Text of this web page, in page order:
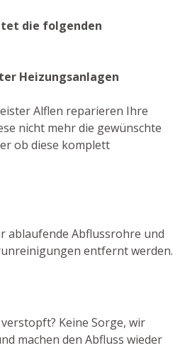
die folgenden
Heizungsanlagen
Alflen reparieren Ihre
nicht mehr die gewünschte
ob diese komplett
ablaufende Abflussrohre und
entfernt werden.
Keine Sorge, wir
machen den Abfluss wieder